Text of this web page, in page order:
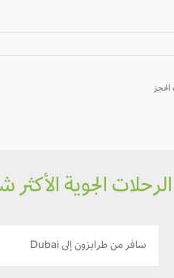
الرحلات الجوية
سافر من طرابزون إلى Dubai